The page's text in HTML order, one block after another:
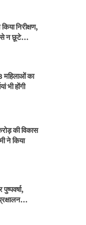
निरीक्षण,
से न छूटे…
महिलाओं का
भी होंगी
की विकास
ने किया